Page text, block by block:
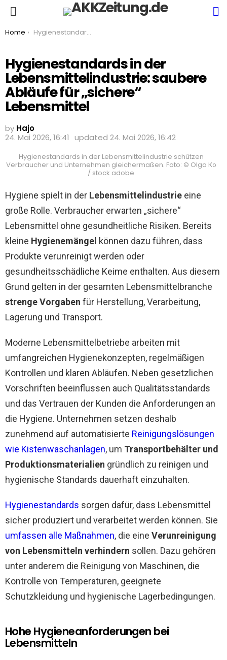
You are here:
Home Hygienestandards in der Lebensmittelindustrie: saubere Abläufe für „sichere“ Lebensmittel
Hygienestandards in der
Lebensmittelindustrie: saubere
Abläufe für „sichere“
Lebensmittel
by Hajo
24. Mai 2026, 16:41 updated 24. Mai 2026, 16:42
Hygienestandards in der Lebensmittelindustrie schützen
Verbraucher und Unternehmen gleichermaßen. Foto: © Olga Ко
/ stock adobe
Hygiene spielt in der Lebensmittelindustrie eine
große Rolle. Verbraucher erwarten „sichere“
Lebensmittel ohne gesundheitliche Risiken. Bereits
kleine Hygienemängel können dazu führen, dass
Produkte verunreinigt werden oder
gesundheitsschädliche Keime enthalten. Aus diesem
Grund gelten in der gesamten Lebensmittelbranche
strenge Vorgaben für Herstellung, Verarbeitung,
Lagerung und Transport.
Moderne Lebensmittelbetriebe arbeiten mit
umfangreichen Hygienekonzepten, regelmäßigen
Kontrollen und klaren Abläufen. Neben gesetzlichen
Vorschriften beeinflussen auch Qualitätsstandards
und das Vertrauen der Kunden die Anforderungen an
die Hygiene. Unternehmen setzen deshalb
zunehmend auf automatisierte Reinigungslösungen
wie Kistenwaschanlagen, um Transportbehälter und
Produktionsmaterialien gründlich zu reinigen und
hygienische Standards dauerhaft einzuhalten.
Hygienestandards sorgen dafür, dass Lebensmittel
sicher produziert und verarbeitet werden können. Sie
umfassen alle Maßnahmen, die eine Verunreinigung
von Lebensmitteln verhindern sollen. Dazu gehören
unter anderem die Reinigung von Maschinen, die
Kontrolle von Temperaturen, geeignete
Schutzkleidung und hygienische Lagerbedingungen.
Hohe Hygieneanforderungen bei
Lebensmitteln